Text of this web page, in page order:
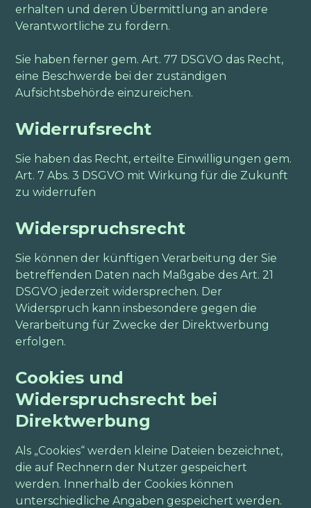
erhalten und deren Übermittlung an andere
Verantwortliche zu fordern.
Sie haben ferner gem. Art. 77 DSGVO das Recht,
eine Beschwerde bei der zuständigen
Aufsichtsbehörde einzureichen.
Widerrufsrecht
Sie haben das Recht, erteilte Einwilligungen gem.
Art. 7 Abs. 3 DSGVO mit Wirkung für die Zukunft
zu widerrufen
Widerspruchsrecht
Sie können der künftigen Verarbeitung der Sie
betreffenden Daten nach Maßgabe des Art. 21
DSGVO jederzeit widersprechen. Der
Widerspruch kann insbesondere gegen die
Verarbeitung für Zwecke der Direktwerbung
erfolgen.
Cookies und
Widerspruchsrecht bei
Direktwerbung
Als „Cookies“ werden kleine Dateien bezeichnet,
die auf Rechnern der Nutzer gespeichert
werden. Innerhalb der Cookies können
unterschiedliche Angaben gespeichert werden.